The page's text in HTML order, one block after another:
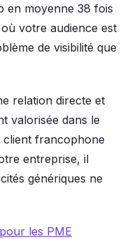
en moyenne 38 fois
votre audience est
de visibilité que
relation directe et
valorisée dans le
client francophone
entreprise, il
génériques ne
les PME